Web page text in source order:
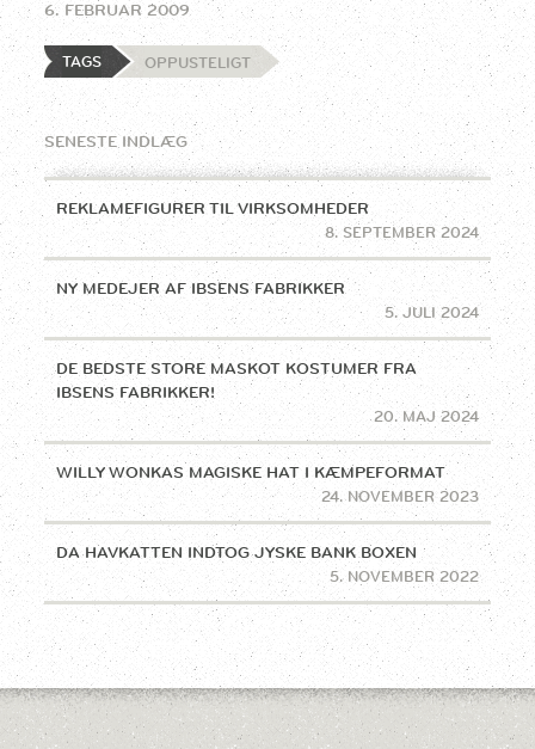
6. FEBRUAR 2009
TAGS OPPUSTELIGT
SENESTE INDLÆG
REKLAMEFIGURER TIL VIRKSOMHEDER
8. SEPTEMBER 2024
NY MEDEJER AF IBSENS FABRIKKER
5. JULI 2024
DE BEDSTE STORE MASKOT KOSTUMER FRA
IBSENS FABRIKKER!
20. MAJ 2024
WILLY WONKAS MAGISKE HAT I KÆMPEFORMAT
24. NOVEMBER 2023
DA HAVKATTEN INDTOG JYSKE BANK BOXEN
5. NOVEMBER 2022